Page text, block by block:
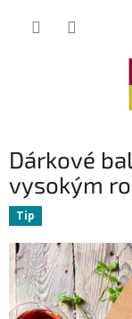
Dárkové
vysokým
Tip